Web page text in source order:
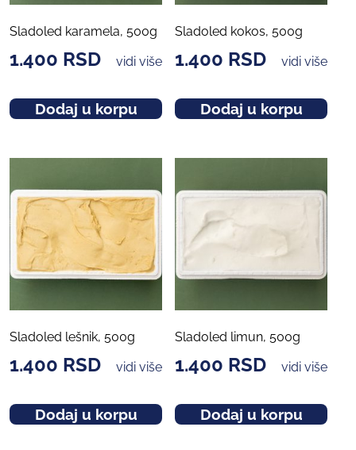
Sladoled karamela, 500g
1.400 RSD vidi više
Dodaj u korpu
Sladoled kokos, 500g
1.400 RSD vidi više
Dodaj u korpu
Sladoled lešnik, 500g
1.400 RSD vidi više
Dodaj u korpu
Sladoled limun, 500g
1.400 RSD vidi više
Dodaj u korpu